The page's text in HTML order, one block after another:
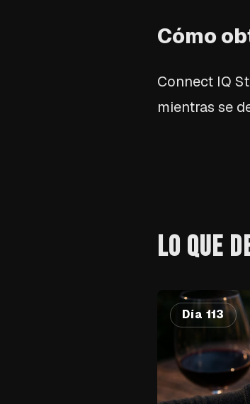
Cómo
Connect IQ
mientras se
LO QUE
Día 113